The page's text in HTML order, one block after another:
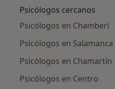
Psicólogos cercanos
Psicólogos en Chamberí
Psicólogos en Salamanca
Psicólogos en Chamartín
Psicólogos en Centro